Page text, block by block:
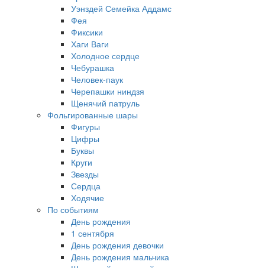
Уэнздей Семейка Аддамс
Фея
Фиксики
Хаги Ваги
Холодное сердце
Чебурашка
Человек-паук
Черепашки ниндзя
Щенячий патруль
Фольгированные шары
Фигуры
Цифры
Буквы
Круги
Звезды
Сердца
Ходячие
По событиям
День рождения
1 сентября
День рождения девочки
День рождения мальчика